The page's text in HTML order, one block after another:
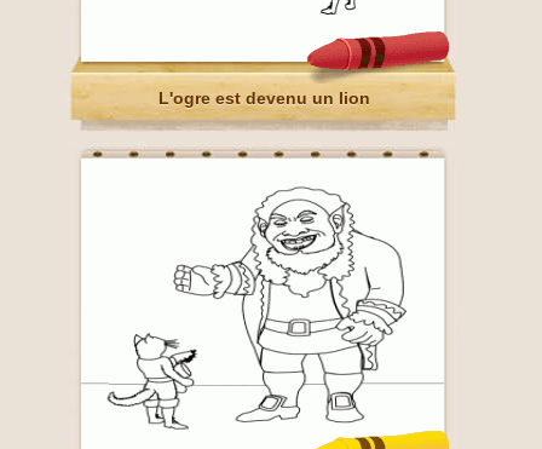
L'ogre est devenu un lion